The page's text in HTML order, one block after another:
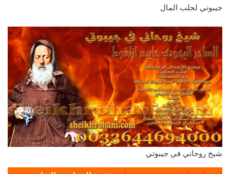
جيبوتي لجلب المال
شيخ روحاني في جيبوتي